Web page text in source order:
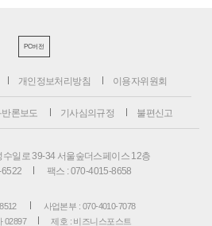
PC버전
개인정보처리방침 이용자위원회
반론보도 기사심의규정 불편신고
일로 39-34 서울숲더스페이스 12층
팩스 : 070-4015-8658
사업본부 : 070-4010-7078
02897
제호 : 비즈니스포스트